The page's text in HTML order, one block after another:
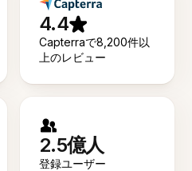
4.4
Capterraで8,200件以
上のレビュー
2.5億人
登録ユーザー